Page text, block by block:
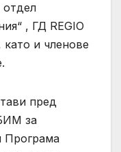
отдел
, ГД REGIO
и членове
пред
за
Програма